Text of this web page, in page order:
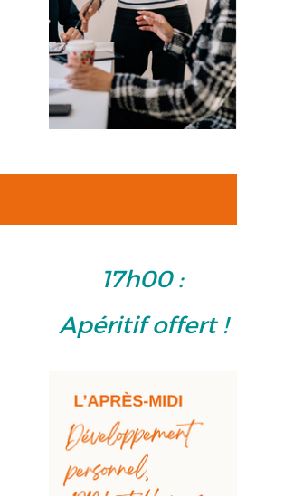
17h00 :
Apéritif offert !